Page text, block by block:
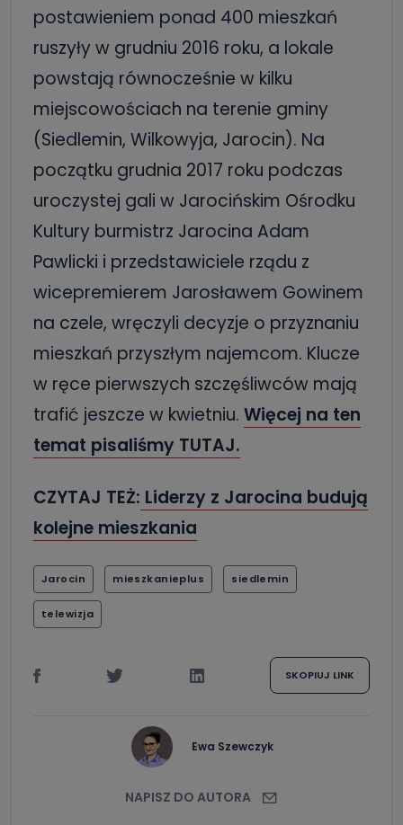
postawieniem ponad 400 mieszkań
ruszyły w grudniu 2016 roku, a lokale
powstają równocześnie w kilku
miejscowościach na terenie gminy
(Siedlemin, Wilkowyja, Jarocin). Na
początku grudnia 2017 roku podczas
uroczystej gali w Jarocińskim Ośrodku
Kultury burmistrz Jarocina Adam
Pawlicki i przedstawiciele rządu z
wicepremierem Jarosławem Gowinem
na czele, wręczyli decyzje o przyznaniu
mieszkań przyszłym najemcom. Klucze
w ręce pierwszych szczęśliwców mają
trafić jeszcze w kwietniu. Więcej na ten
temat pisaliśmy TUTAJ.
CZYTAJ TEŻ: Liderzy z Jarocina budują
kolejne mieszkania
Jarocin mieszkanieplus siedlemin
telewizja
SKOPIUJ LINK
Ewa Szewczyk
NAPISZ DO AUTORA